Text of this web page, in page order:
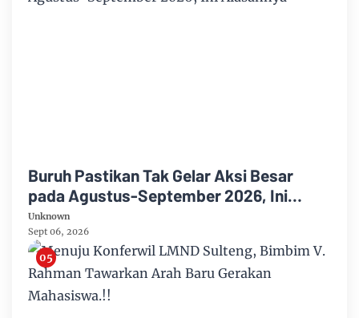
Buruh Pastikan Tak Gelar Aksi Besar
pada Agustus-September 2026, Ini
Alasannya
Unknown
Sept 06, 2026